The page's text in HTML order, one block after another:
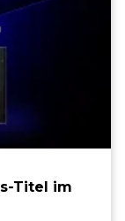
Titel im